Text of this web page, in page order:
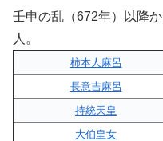
壬申の乱（672年）以降
人。
柿本人麻呂
長意吉麻呂
持統天皇
大伯皇女